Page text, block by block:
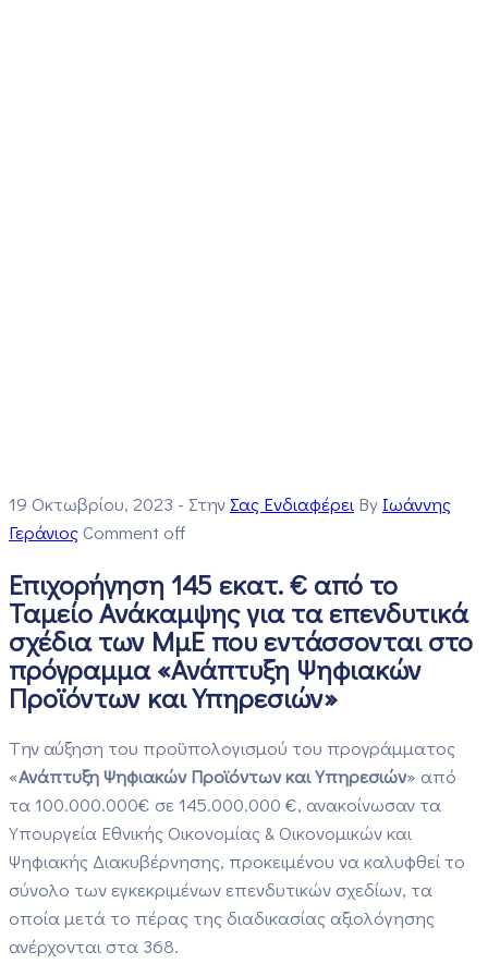
19 Οκτωβρίου, 2023 - Στην Σας Ενδιαφέρει By Ιωάννης
ΓεράνιοςComment off
Επιχορήγηση 145 εκατ. € από το
Ταμείο Ανάκαμψης για τα επενδυτικά
σχέδια των ΜμΕ που εντάσσονται στο
πρόγραμμα «Ανάπτυξη Ψηφιακών
Προϊόντων και Υπηρεσιών»
Tην αύξηση του προϋπολογισμού του προγράμματος
«Ανάπτυξη Ψηφιακών Προϊόντων και Υπηρεσιών» από
τα 100.000.000€ σε 145.000.000 €, ανακοίνωσαν τα
Υπουργεία Εθνικής Οικονομίας & Οικονομικών και
Ψηφιακής Διακυβέρνησης, προκειμένου να καλυφθεί το
σύνολο των εγκεκριμένων επενδυτικών σχεδίων, τα
οποία μετά το πέρας της διαδικασίας αξιολόγησης
ανέρχονται στα 368.